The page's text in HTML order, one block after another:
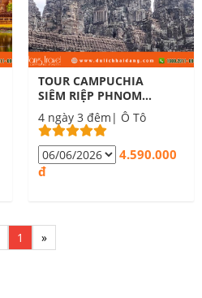
TOUR CAMPUCHIA
SIÊM RIỆP PHNOM
PÊNH 4 NGÀY 3 ĐÊM
4 ngày 3 đêm| Ô Tô
4.590.000
đ
1 »